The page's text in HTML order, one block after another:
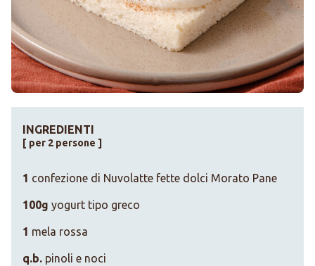
INGREDIENTI
[ per 2 persone ]
1 confezione di Nuvolatte fette dolci Morato Pane
100g yogurt tipo greco
1 mela rossa
q.b. pinoli e noci